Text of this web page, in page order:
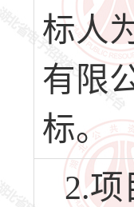
标人
有限
标。
2.项